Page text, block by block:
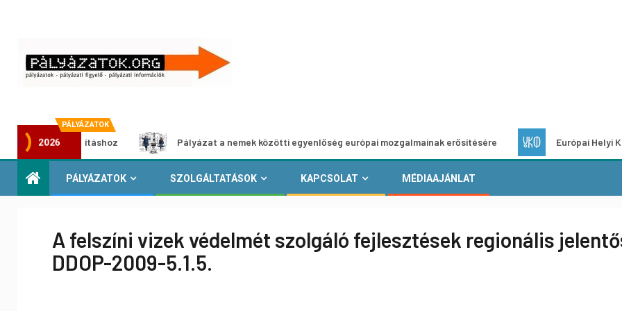
PÁLYÁZATOK
2026
kiállításhoz Pályázat a nemek közötti egyenlőség európai mozgalmainak erősítésére Európai Helyi Kultúra –
PÁLYÁZATOK SZOLGÁLTATÁSOK KAPCSOLAT MÉDIAAJÁNLAT
A felszíni vizek védelmét szolgáló fejlesztések regionális
DDOP-2009-5.1.5.